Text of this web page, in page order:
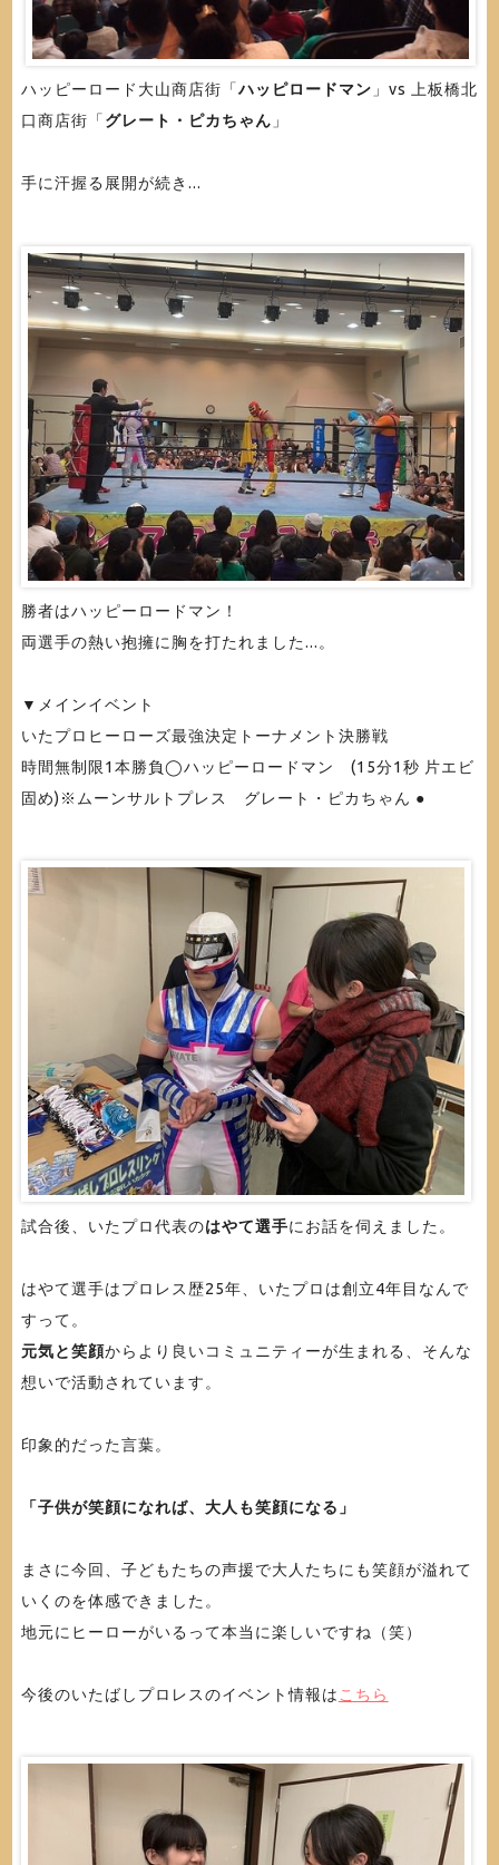
ハッピーロード大山商店街「ハッピロードマン 」vs 上板橋北
口商店街「 グレート・ピカちゃん 」
手に汗握る展開が続き...
勝者はハッピーロードマン！
両選手の熱い抱擁に胸を打たれました...。
▼メインイベント
いたプロヒーローズ最強決定トーナメント決勝戦
時間無制限1本勝負◯ハッピーロードマン (15分1秒 片エビ
固め)※ムーンサルトプレス グレート・ピカちゃん ●
試合後、いたプロ代表のはやて選手にお話を伺えました。
はやて選手はプロレス歴25年、いたプロは創立4年目なんで
すって。
元気と笑顔からより良いコミュニティーが生まれる、そんな
想いで活動されています。
印象的だった言葉。
「子供が笑顔になれば、大人も笑顔になる」
まさに今回、子どもたちの声援で大人たちにも笑顔が溢れて
いくのを体感できました。
地元にヒーローがいるって本当に楽しいですね（笑）
今後のいたばしプロレスのイベント情報は こちら